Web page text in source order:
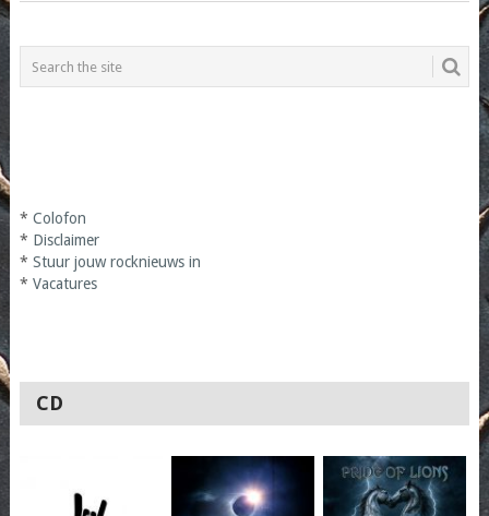
* Colofon
* Disclaimer
* Stuur jouw rocknieuws in
* Vacatures
CD